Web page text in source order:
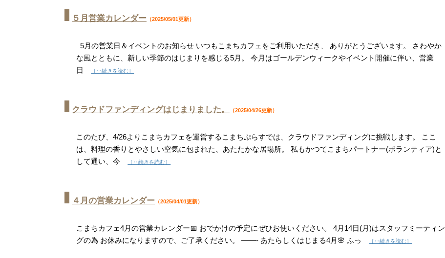
５月営業カレンダー （2025/05/01更新）
5月の営業日＆イベントのお知らせ いつもこまちカフェをご利用いただき、 ありがとうございます。 さわやか
な風とともに、新しい季節のはじまりを感じる5月。 今月はゴールデンウィークやイベント開催に伴い、営業
日
［‥続きを読む］
クラウドファンディングはじまりました。 （2025/04/26更新）
このたび、4/26よりこまちカフェを運営するこまちぷらすでは、クラウドファンディングに挑戦します。 ここ
は、料理の香りとやさしい空気に包まれた、あたたかな居場所。 私もかつてこまちパートナー(ボランティア)と
して通い、今
［‥続きを読む］
４月の営業カレンダー （2025/04/01更新）
こまちカフェ4月の営業カレンダー📅 おでかけの予定にぜひお使いください。 4月14日(月)はスタッフミーティン
グの為 お休みになりますので、ご了承ください。 ——- あたらしくはじまる4月🌸 ふっ
［‥続きを読む］